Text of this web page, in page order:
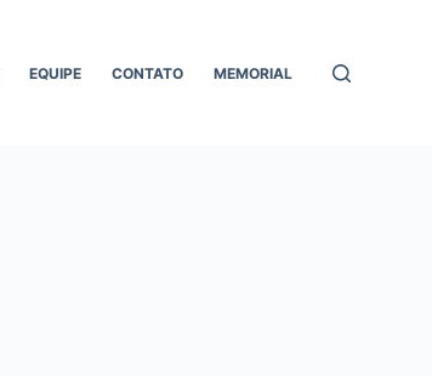
EQUIPE CONTATO MEMORIAL